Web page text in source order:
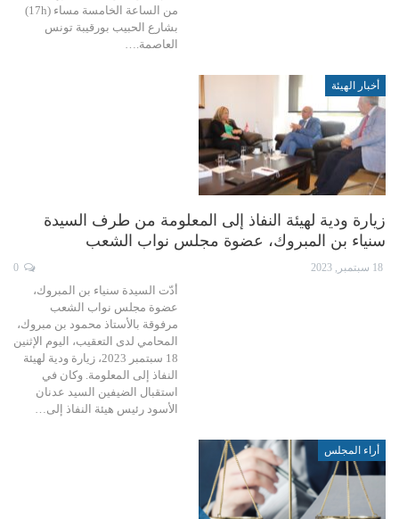
من الساعة الخامسة مساء (17h)
بشارع الحبيب بورقيبة تونس
العاصمة.…
أخبار الهيئة
زيارة ودية لهيئة النفاذ إلى المعلومة من طرف السيدة
سنياء بن المبروك، عضوة مجلس نواب الشعب
18 سبتمبر, 2023
أدّت السيدة سنياء بن المبروك،
عضوة مجلس نواب الشعب
مرفوقة بالأستاذ محمود بن مبروك،
المحامي لدى التعقيب، اليوم الإثنين
18 سبتمبر 2023، زيارة ودية لهيئة
النفاذ إلى المعلومة. وكان في
استقبال الضيفين السيد عدنان
الأسود رئيس هيئة النفاذ إلى…
أراء المجلس